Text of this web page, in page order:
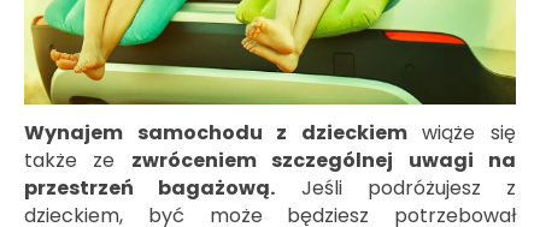
Wynajem samochodu z dzieckiemwiąże się
także ze zwróceniem szczególnej uwagi na
przestrzeń bagażową. Jeśli podróżujesz z
dzieckiem, być może będziesz potrzebował